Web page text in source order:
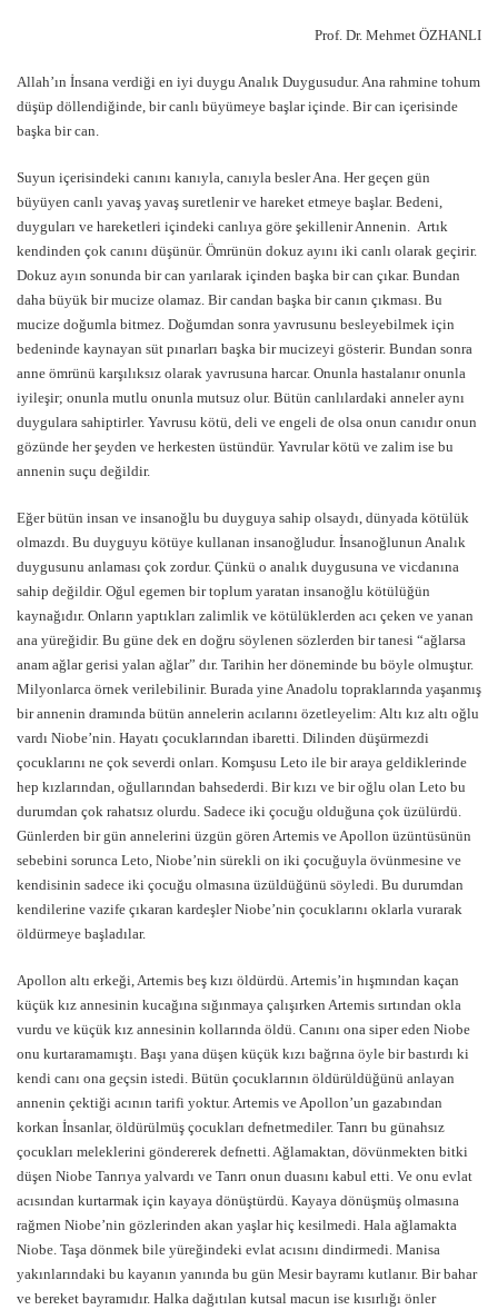
Prof. Dr. Mehmet ÖZHANLI
Allah’ın İnsana verdiği en iyi duygu Analık Duygusudur. Ana rahmine tohum
düşüp döllendiğinde, bir canlı büyümeye başlar içinde. Bir can içerisinde
başka bir can.
Suyun içerisindeki canını kanıyla, canıyla besler Ana. Her geçen gün
büyüyen canlı yavaş yavaş suretlenir ve hareket etmeye başlar. Bedeni,
duyguları ve hareketleri içindeki canlıya göre şekillenir Annenin. Artık
kendinden çok canını düşünür. Ömrünün dokuz ayını iki canlı olarak geçirir.
Dokuz ayın sonunda bir can yarılarak içinden başka bir can çıkar. Bundan
daha büyük bir mucize olamaz. Bir candan başka bir canın çıkması. Bu
mucize doğumla bitmez. Doğumdan sonra yavrusunu besleyebilmek için
bedeninde kaynayan süt pınarları başka bir mucizeyi gösterir. Bundan sonra
anne ömrünü karşılıksız olarak yavrusuna harcar. Onunla hastalanır onunla
iyileşir; onunla mutlu onunla mutsuz olur. Bütün canlılardaki anneler aynı
duygulara sahiptirler. Yavrusu kötü, deli ve engeli de olsa onun canıdır onun
gözünde her şeyden ve herkesten üstündür. Yavrular kötü ve zalim ise bu
annenin suçu değildir.
Eğer bütün insan ve insanoğlu bu duyguya sahip olsaydı, dünyada kötülük
olmazdı. Bu duyguyu kötüye kullanan insanoğludur. İnsanoğlunun Analık
duygusunu anlaması çok zordur. Çünkü o analık duygusuna ve vicdanına
sahip değildir. Oğul egemen bir toplum yaratan insanoğlu kötülüğün
kaynağıdır. Onların yaptıkları zalimlik ve kötülüklerden acı çeken ve yanan
ana yüreğidir. Bu güne dek en doğru söylenen sözlerden bir tanesi “ağlarsa
anam ağlar gerisi yalan ağlar” dır. Tarihin her döneminde bu böyle olmuştur.
Milyonlarca örnek verilebilinir. Burada yine Anadolu topraklarında yaşanmış
bir annenin dramında bütün annelerin acılarını özetleyelim: Altı kız altı oğlu
vardı Niobe’nin. Hayatı çocuklarından ibaretti. Dilinden düşürmezdi
çocuklarını ne çok severdi onları. Komşusu Leto ile bir araya geldiklerinde
hep kızlarından, oğullarından bahsederdi. Bir kızı ve bir oğlu olan Leto bu
durumdan çok rahatsız olurdu. Sadece iki çocuğu olduğuna çok üzülürdü.
Günlerden bir gün annelerini üzgün gören Artemis ve Apollon üzüntüsünün
sebebini sorunca Leto, Niobe’nin sürekli on iki çocuğuyla övünmesine ve
kendisinin sadece iki çocuğu olmasına üzüldüğünü söyledi. Bu durumdan
kendilerine vazife çıkaran kardeşler Niobe’nin çocuklarını oklarla vurarak
öldürmeye başladılar.
Apollon altı erkeği, Artemis beş kızı öldürdü. Artemis’in hışmından kaçan
küçük kız annesinin kucağına sığınmaya çalışırken Artemis sırtından okla
vurdu ve küçük kız annesinin kollarında öldü. Canını ona siper eden Niobe
onu kurtaramamıştı. Başı yana düşen küçük kızı bağrına öyle bir bastırdı ki
kendi canı ona geçsin istedi. Bütün çocuklarının öldürüldüğünü anlayan
annenin çektiği acının tarifi yoktur. Artemis ve Apollon’un gazabından
korkan İnsanlar, öldürülmüş çocukları defnetmediler. Tanrı bu günahsız
çocukları meleklerini göndererek defnetti. Ağlamaktan, dövünmekten bitki
düşen Niobe Tanrıya yalvardı ve Tanrı onun duasını kabul etti. Ve onu evlat
acısından kurtarmak için kayaya dönüştürdü. Kayaya dönüşmüş olmasına
rağmen Niobe’nin gözlerinden akan yaşlar hiç kesilmedi. Hala ağlamakta
Niobe. Taşa dönmek bile yüreğindeki evlat acısını dindirmedi. Manisa
yakınlarındaki bu kayanın yanında bu gün Mesir bayramı kutlanır. Bir bahar
ve bereket bayramıdır. Halka dağıtılan kutsal macun ise kısırlığı önler